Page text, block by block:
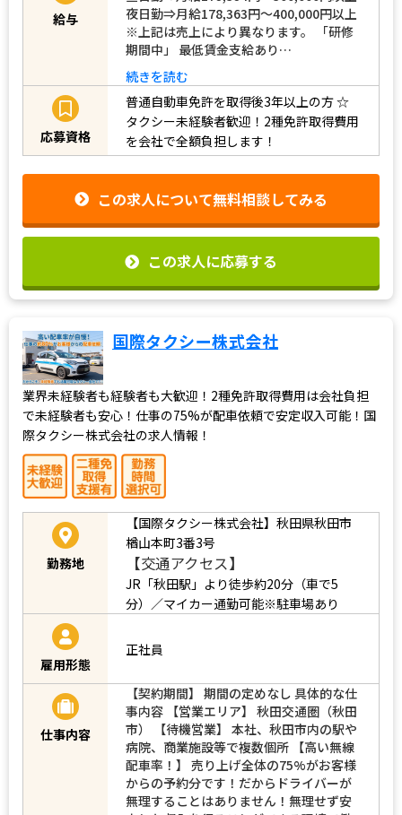
給与
夜日勤⇒月給178,363円～400,000円以上
※上記は売上により異なります。 「研修
期間中」 最低賃金支給あり…
続きを読む
応募資格
普通自動車免許を取得後3年以上の方☆
タクシー未経験者歓迎！2種免許取得費用
を会社で全額負担します！
この求人について無料相談してみる
この求人に応募する
国際タクシー株式会社
業界未経験者も経験者も大歓迎！2種免許取得費用は会社負担
で未経験者も安心！仕事の75%が配車依頼で安定収入可能！国
際タクシー株式会社の求人情報！
勤務地
【国際タクシー株式会社】秋田県秋田市
楢山本町3番3号
【交通アクセス】
JR「秋田駅」より徒歩約20分（車で5
分）／マイカー通勤可能※駐車場あり
雇用形態
正社員
仕事内容
【契約期間】 期間の定めなし 具体的な仕
事内容 【営業エリア】 秋田交通圏（秋田
市） 【待機営業】 本社、秋田市内の駅や
病院、商業施設等で複数個所 【高い無線
配車率！】 売り上げ全体の75%がお客様
からの予約分です！だからドライバーが
無理することはありません！無理せず安